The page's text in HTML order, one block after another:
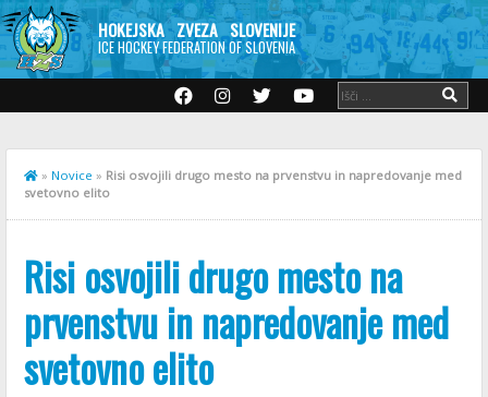
HOKEJSKA ZVEZA SLOVENIJE
ICE HOCKEY FEDERATION OF SLOVENIA
» Novice » Risi osvojili drugo mesto na prvenstvu in napredovanje med
svetovno elito
Risi osvojili drugo mesto na
prvenstvu in napredovanje med
svetovno elito